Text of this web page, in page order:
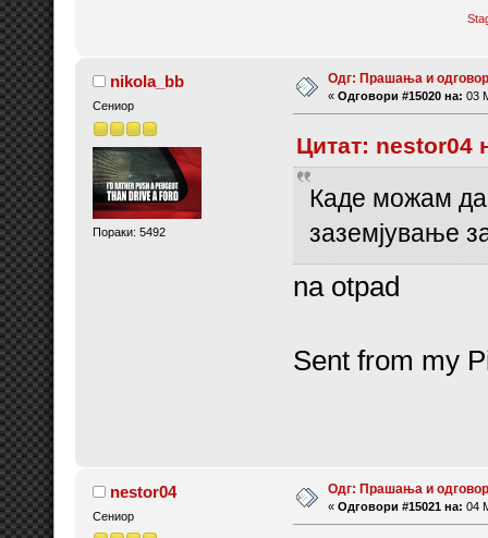
nikola_bb
Сениор
Пораки: 5492
Одг: Прашања и
« Одговори #15020 на: 03
Цитат: nestor04
Каде можам да
заземјување
na otpad
Sent from my
nestor04
Сениор
Одг: Прашања и
« Одговори #15021 на: 04